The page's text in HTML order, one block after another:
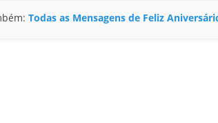
Todas as Mensagens de Feliz